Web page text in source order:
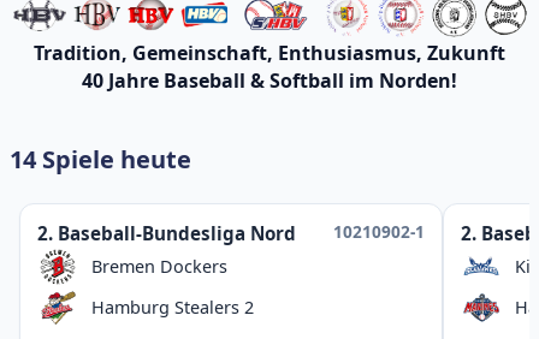
Tradition, Gemeinschaft, Enthusiasmus, Zukunft
40 Jahre Baseball & Softball im Norden!
14 Spiele heute
2. Baseball-Bundesliga Nord
10210902-1
Bremen Dockers
Hamburg Stealers 2
2.